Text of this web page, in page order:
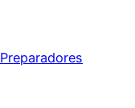
Preparadores